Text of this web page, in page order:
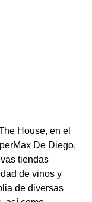
House, en el
De Diego,
tiendas
de vinos y
de diversas